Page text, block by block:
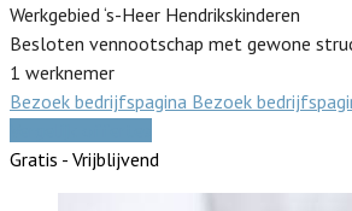
Werkgebied ‘s-Heer Hendrikskinderen
Besloten vennootschap met gewone
1 werknemer
Bezoek bedrijfspagina Bezoek
Gratis - Vrijblijvend